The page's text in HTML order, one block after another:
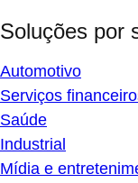
Soluções por
Automotivo
Serviços
Saúde
Industrial
Mídia e